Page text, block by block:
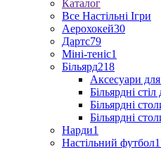
Каталог
Все Настільні Ігри
Аерохокей30
Дартс79
Міні-теніс1
Більярд218
Аксесуари для
Більярдні
Більярдні
Більярдні
Нарди1
Настільний футбол